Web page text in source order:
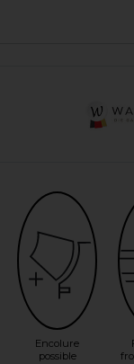
Encolure
possible